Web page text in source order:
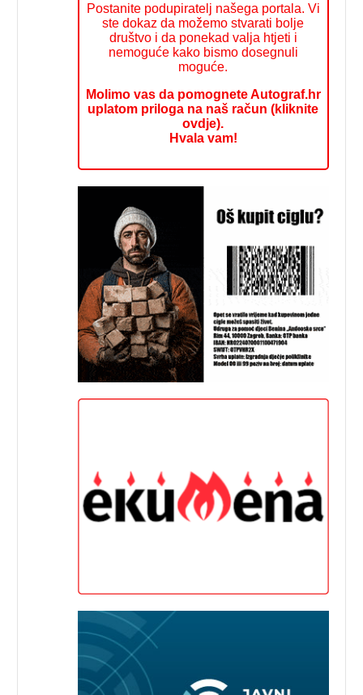
Postanite podupiratelj našega portala. Vi
ste dokaz da možemo stvarati bolje
društvo i da ponekad valja htjeti i
nemoguće kako bismo dosegnuli
moguće.
Molimo vas da pomognete Autograf.hr
uplatom priloga na naš račun (kliknite
ovdje).
Hvala vam!